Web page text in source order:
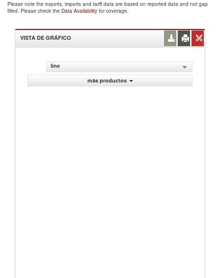
Please note the exports, imports and tariff data are based on reported data and not gap
filled. Please check the Data Availability for coverage.
VISTA DE GRÁFICO
line
más productos